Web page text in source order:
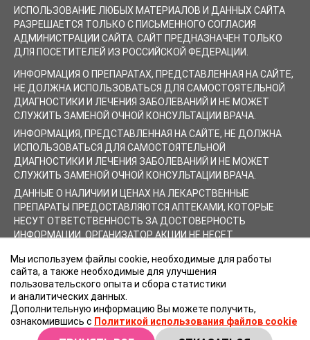
Мы используем файлы cookie, необходимые для работы
сайта, а также необходимые для улучшения
пользовательского опыта и сбора статистики
и аналитических данных.
Дополнительную информацию Вы можете получить,
ознакомившись с Политикой использования файлов cookie
ИСПОЛЬЗОВАНИЕ ЛЮБЫХ МАТЕРИАЛОВ И ДАННЫХ САЙТА
РАЗРЕШАЕТСЯ ТОЛЬКО С ПИСЬМЕННОГО СОГЛАСИЯ
АДМИНИСТРАЦИИ САЙТА. САЙТ ПРЕДНАЗНАЧЕН ТОЛЬКО
ДЛЯ ПОСЕТИТЕЛЕЙ ИЗ РОССИЙСКОЙ ФЕДЕРАЦИИ.
ИНФОРМАЦИЯ О ПРЕПАРАТАХ, ПРЕДСТАВЛЕННАЯ НА САЙТЕ,
НЕ ДОЛЖНА ИСПОЛЬЗОВАТЬСЯ ДЛЯ САМОСТОЯТЕЛЬНОЙ
ДИАГНОСТИКИ И ЛЕЧЕНИЯ ЗАБОЛЕВАНИЙ И НЕ МОЖЕТ
СЛУЖИТЬ ЗАМЕНОЙ ОЧНОЙ КОНСУЛЬТАЦИИ ВРАЧА.
ИНФОРМАЦИЯ, ПРЕДСТАВЛЕННАЯ НА САЙТЕ, НЕ ДОЛЖНА
ИСПОЛЬЗОВАТЬСЯ ДЛЯ САМОСТОЯТЕЛЬНОЙ
ДИАГНОСТИКИ И ЛЕЧЕНИЯ ЗАБОЛЕВАНИЙ И НЕ МОЖЕТ
СЛУЖИТЬ ЗАМЕНОЙ ОЧНОЙ КОНСУЛЬТАЦИИ ВРАЧА.
ДАННЫЕ О НАЛИЧИИ И ЦЕНАХ НА ЛЕКАРСТВЕННЫЕ
ПРЕПАРАТЫ ПРЕДОСТАВЛЯЮТСЯ АПТЕКАМИ, КОТОРЫЕ
НЕСУТ ОТВЕТСТВЕННОСТЬ ЗА ДОСТОВЕРНОСТЬ
ИНФОРМАЦИИ. ОРГАНИЗАТОР АКЦИИ НЕ НЕСЕТ
ПРАЙС-ЛИСТОВ АПТЕК. ЦЕНЫ В БЛОКЕ «ЦЕНЫ СО СКИДКОЙ»
ОБНОВЛЯЮТСЯ НЕ В РЕЖИМЕ ОНЛАЙН И МОГУТ
ОТЛИЧАТЬСЯ ОТ ТЕКУЩЕЙ ЦЕНЫ В АПТЕКЕ.